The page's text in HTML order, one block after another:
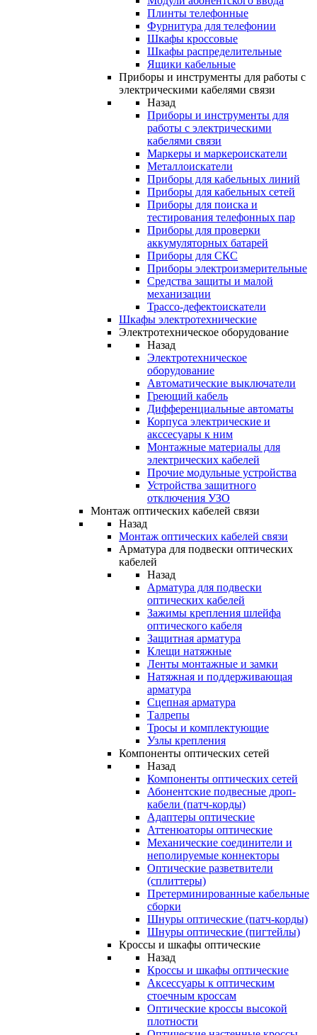
Плинты телефонные
Фурнитура для телефонии
Шкафы кроссовые
Шкафы распределительные
Ящики кабельные
Приборы и инструменты для работы с
электрическими кабелями связи
Назад
Приборы и инструменты для
работы с электрическими
кабелями связи
Маркеры и маркероискатели
Металлоискатели
Приборы для кабельных линий
Приборы для кабельных сетей
Приборы для поиска и
тестирования телефонных пар
Приборы для проверки
аккумуляторных батарей
Приборы для СКС
Приборы электроизмерительные
Средства защиты и малой
механизации
Трассо-дефектоискатели
Шкафы электротехнические
Электротехническое оборудование
Назад
Электротехническое
оборудование
Автоматические выключатели
Греющий кабель
Дифференциальные автоматы
Корпуса электрические и
акссесуары к ним
Монтажные материалы для
электрических кабелей
Прочие модульные устройства
Устройства защитного
отключения УЗО
Монтаж оптических кабелей связи
Назад
Монтаж оптических кабелей связи
Арматура для подвески оптических
кабелей
Назад
Арматура для подвески
оптических кабелей
Зажимы крепления шлейфа
оптического кабеля
Защитная арматура
Клещи натяжные
Ленты монтажные и замки
Натяжная и поддерживающая
арматура
Сцепная арматура
Талрепы
Тросы и комплектующие
Узлы крепления
Компоненты оптических сетей
Назад
Компоненты оптических сетей
Абонентские подвесные дроп-
кабели (патч-корды)
Адаптеры оптические
Аттенюаторы оптические
Механические соединители и
неполируемые коннекторы
Оптические разветвители
(сплиттеры)
Претерминированные кабельные
сборки
Шнуры оптические (патч-корды)
Шнуры оптические (пигтейлы)
Кроссы и шкафы оптические
Назад
Кроссы и шкафы оптические
Аксессуары к оптическим
стоечным кроссам
Оптические кроссы высокой
плотности